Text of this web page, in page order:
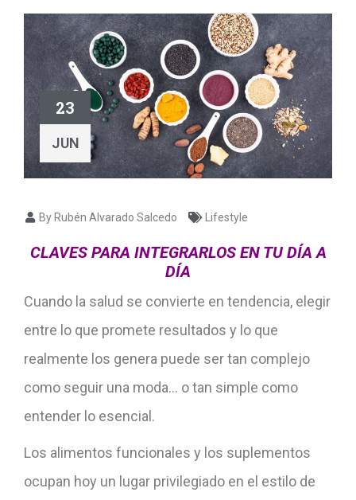
23
JUN
By Rubén Alvarado Salcedo Lifestyle
CLAVES PARA INTEGRARLOS EN TU DÍA A
DÍA
Cuando la salud se convierte en tendencia, elegir
entre lo que promete resultados y lo que
realmente los genera puede ser tan complejo
como seguir una moda… o tan simple como
entender lo esencial.
Los alimentos funcionales y los suplementos
ocupan hoy un lugar privilegiado en el estilo de